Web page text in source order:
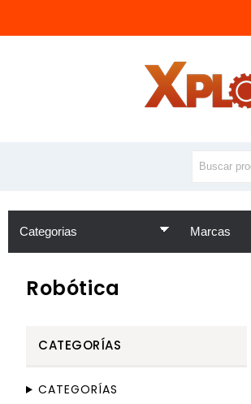
Robótica
CATEGORÍAS
CATEGORÍAS